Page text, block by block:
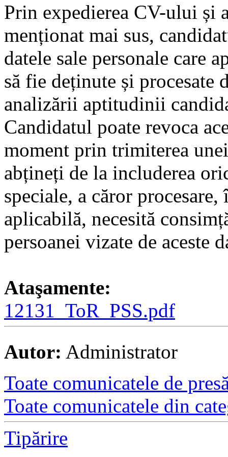
Prin expedierea CV-ului și
menționat mai sus,
datele sale personale care
să fie deținute și
analizării aptitudinii
Candidatul poate revoca
moment prin trimiterea
abțineți de la includerea
speciale, a căror
aplicabilă, necesită
persoanei vizate de aceste
Ataşamente:
12131_ToR_PSS.pdf
Autor: Administrator
Toate comunicatele de
Toate comunicatele din
Tipărire